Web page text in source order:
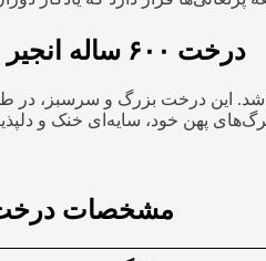
درخت ۶۰۰ ساله انجیر معابد؛ گنجینه‌ای طبیعی
کهنسال انجیر معابد است که تخمین زده می‌شود حدود ۶۰۰ سال قدمت
مشخصات درخت ۶۰۰ ساله انجیر